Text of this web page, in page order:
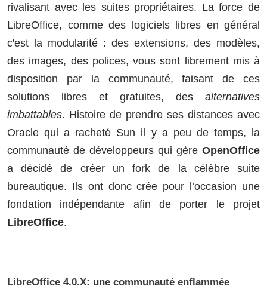
rivalisant avec les suites propriétaires. La force de
LibreOffice, comme des logiciels libres en général
c'est la modularité : des extensions, des modèles,
des images, des polices, vous sont librement mis à
disposition par la communauté, faisant de ces
solutions libres et gratuites, des alternatives
imbattables. Histoire de prendre ses distances avec
Oracle qui a racheté Sun il y a peu de temps, la
communauté de développeurs qui gère OpenOffice
a décidé de créer un fork de la célèbre suite
bureautique. Ils ont donc crée pour l’occasion une
fondation indépendante afin de porter le projet
LibreOffice.
LibreOffice 4.0.X: une communauté enflammée